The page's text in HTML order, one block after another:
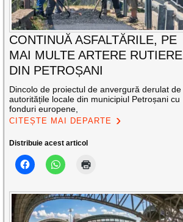
CONTINUĂ ASFALTĂRILE, PE
MAI MULTE ARTERE RUTIERE
DIN PETROȘANI
Dincolo de proiectul de anvergură derulat de
autoritățile locale din municipiul Petroșani cu
fonduri europene,
CITEȘTE MAI DEPARTE
Distribuie acest articol